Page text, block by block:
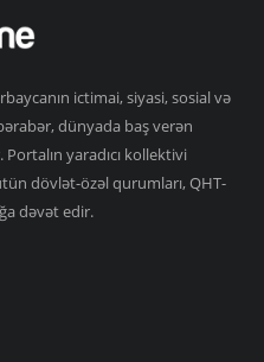
ictimai, siyasi, sosial və
dünyada baş verən
Portalın yaradıcı kollektivi
dövlət-özəl qurumları, QHT-
dəvət edir.